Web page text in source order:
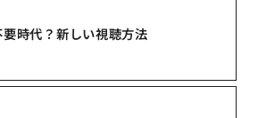
時代？新しい視聴方法